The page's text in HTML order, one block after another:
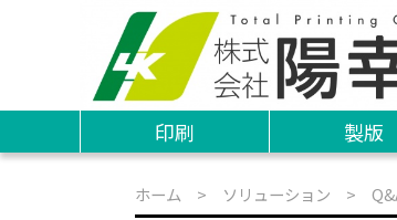
印刷 製版
ホーム > ソリューション >